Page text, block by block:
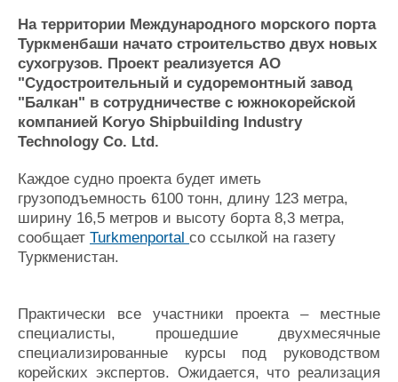
Пульс
Новости
Компании
Репутация
Работа
Крюинг
Журнал
Доска объявлений
Продажа флота
Оборудование
Изделия
Материалы
Услуги
Конференции
Выставки и семинары
Личности
Флот
Галерея флота
Все службы
На территории Международного морского порта
Туркменбаши начато строительство двух новых
сухогрузов. Проект реализуется АО
"Судостроительный и судоремонтный завод
"Балкан" в сотрудничестве с южнокорейской
компанией Koryo Shipbuilding Industry
Technology Co. Ltd.
Каждое судно проекта будет иметь
грузоподъемность 6100 тонн, длину 123 метра,
ширину 16,5 метров и высоту борта 8,3 метра,
сообщает Turkmenportal со ссылкой на газету
Туркменистан.
Практически все участники проекта – местные
специалисты, прошедшие двухмесячные
специализированные курсы под руководством
корейских экспертов. Ожидается, что реализация